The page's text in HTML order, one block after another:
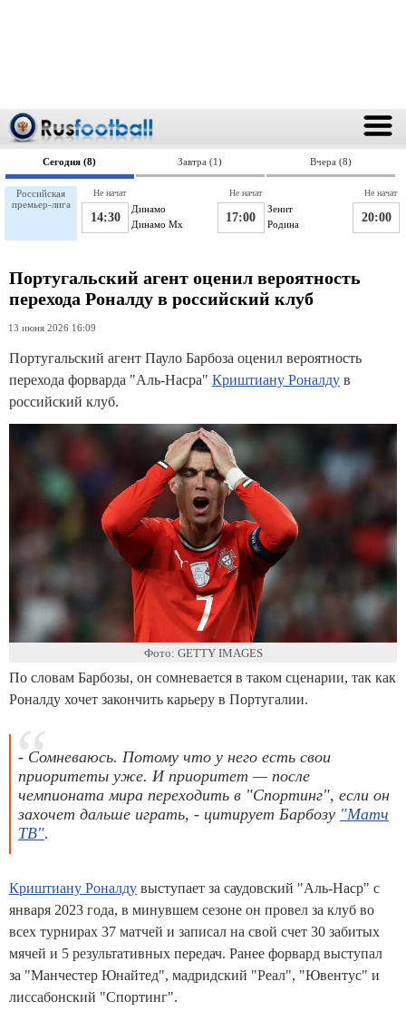
Сегодня (8) Завтра (1) Вчера (8)
Российская
премьер-лига
Динамо
14:30 Динамо Мх
Не начат
Зенит
17:00 Родина
Не начат
20:00
Не начат
Португальский агент оценил вероятность
перехода Роналду в российский клуб
13 июня 2026 16:09
Португальский агент Пауло Барбоза оценил вероятность
перехода форварда "Аль-Насра" Криштиану Роналду в
российский клуб.
Фото: GETTY IMAGES
По словам Барбозы, он сомневается в таком сценарии, так как
Роналду хочет закончить карьеру в Португалии.
- Сомневаюсь. Потому что у него есть свои
приоритеты уже. И приоритет — после
чемпионата мира переходить в "Спортинг", если он
захочет дальше играть, - цитирует Барбозу "Матч
ТВ".
Криштиану Роналду выступает за саудовский "Аль-Наср" с
января 2023 года, в минувшем сезоне он провел за клуб во
всех турнирах 37 матчей и записал на свой счет 30 забитых
мячей и 5 результативных передач. Ранее форвард выступал
за "Манчестер Юнайтед", мадридский "Реал", "Ювентус" и
лиссабонский "Спортинг".